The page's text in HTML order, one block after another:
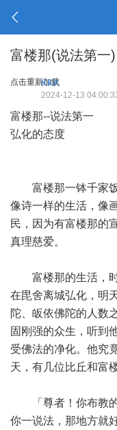
富楼那(说法第一
点击重新加载
KKK
2024-12-13
富楼那--说法第一
弘化的态度
富楼那一钵千家饭
像诗一样的生活，像
民，因为有富楼那的
真理慈爱。
富楼那的生活，时
在毘舍离城弘化，明
陀、皈依佛陀的人数
固刚强的众生，听到
受佛法的净化。他究
天，有几位比丘和富
「尊者！你布教的
你一说法，那地方就